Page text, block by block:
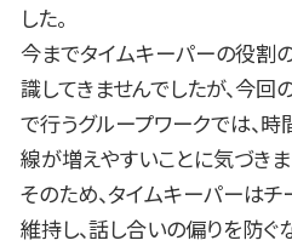
した。
今までタイムキーパーの役割
識してきませんでしたが、今
で行うグループワークでは、
線が増えやすいことに気づきま
そのため、タイムキーパーは
維持し、話し合いの偏りを防ぐ